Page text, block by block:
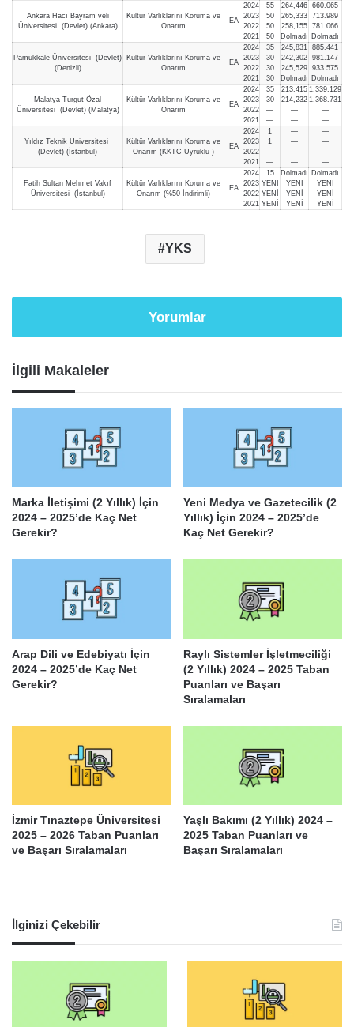
Ankara Hacı Bayram veli
Üniversitesi (Devlet) (Ankara)
Kültür Varlıklarını Koruma ve
Onarım
EA
2024
2023
2022
2021
55
50
50
50
264,446
265,333
258,155
Dolmadı
660.065
713.989
781.066
Dolmadı
Pamukkale Üniversitesi (Devlet)
(Denizli)
Kültür Varlıklarını Koruma ve
Onarım
EA
2024
2023
2022
2021
35
30
30
30
245,831
242,302
245,529
Dolmadı
885.441
981.147
933.575
Dolmadı
Malatya Turgut Özal
Üniversitesi (Devlet) (Malatya)
Kültür Varlıklarını Koruma ve
Onarım
EA
2024
2023
2022
2021
35
30
—
—
213,415
214,232
—
—
1.339.129
1.368.731
—
—
Yıldız Teknik Üniversitesi
(Devlet) (İstanbul)
Kültür Varlıklarını Koruma ve
Onarım (KKTC Uyruklu )
EA
2024
2023
2022
2021
1
1
—
—
—
—
—
—
—
—
—
—
Fatih Sultan Mehmet Vakıf
Üniversitesi (İstanbul)
Kültür Varlıklarını Koruma ve
Onarım (%50 İndirimli)
EA
2024
2023
2022
2021
15
YENİ
YENİ
YENİ
Dolmadı
YENİ
YENİ
YENİ
Dolmadı
YENİ
YENİ
YENİ
YKS
Yorumlar
İlgili Makaleler
Marka İletişimi (2 Yıllık) İçin
2024 – 2025’de Kaç Net
Gerekir?
Yeni Medya ve Gazetecilik (2
Yıllık) İçin 2024 – 2025’de
Kaç Net Gerekir?
Arap Dili ve Edebiyatı İçin
2024 – 2025’de Kaç Net
Gerekir?
Raylı Sistemler İşletmeciliği
(2 Yıllık) 2024 – 2025 Taban
Puanları ve Başarı
Sıralamaları
İzmir Tınaztepe Üniversitesi
2025 – 2026 Taban Puanları
ve Başarı Sıralamaları
Yaşlı Bakımı (2 Yıllık) 2024 –
2025 Taban Puanları ve
Başarı Sıralamaları
İlginizi Çekebilir